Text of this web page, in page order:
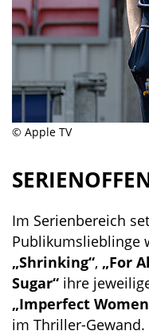
© Apple TV
Im Serienbereich
Publikumslieblinge
„Shrinking“, „For
Sugar“ ihre
„Imperfect
im Thriller-Gewand.